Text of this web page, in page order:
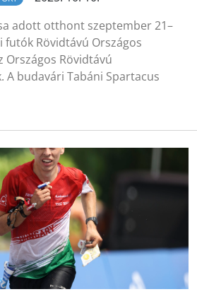
adott otthont szeptember 21–
futók Rövidtávú Országos
Országos Rövidtávú
A budavári Tabáni Spartacus